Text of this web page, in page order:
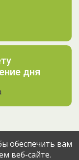
дня
обеспечить вам
веб-сайте.